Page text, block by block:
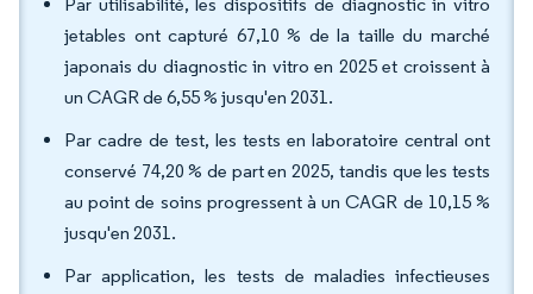
jetables ont capturé 67,10 % de la taille du marché
japonais du diagnostic in vitro en 2025 et croissent à
un CAGR de 6,55 % jusqu'en 2031.
Par cadre de test, les tests en laboratoire central ont
conservé 74,20 % de part en 2025, tandis que les tests
au point de soins progressent à un CAGR de 10,15 %
jusqu'en 2031.
Par application, les tests de maladies infectieuses